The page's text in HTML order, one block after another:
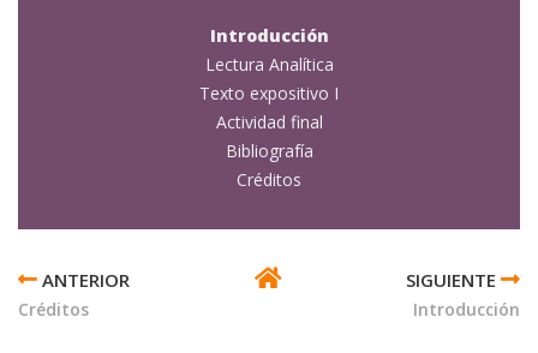
Introducción
Lectura Analítica
Texto expositivo I
Actividad final
Bibliografía
Créditos
TRANSVERSALES
DE
Créditos Introducción